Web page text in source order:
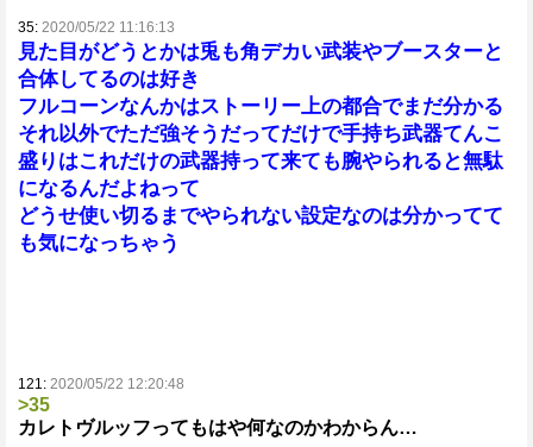
35: 2020/05/22 11:16:13
見た目がどうとかは兎も角デカい武装やブースターと
合体してるのは好き
フルコーンなんかはストーリー上の都合でまだ分かる
それ以外でただ強そうだってだけで手持ち武器てんこ
盛りはこれだけの武器持って来ても腕やられると無駄
になるんだよねって
どうせ使い切るまでやられない設定なのは分かってて
も気になっちゃう
121: 2020/05/22 12:20:48
>35
カレトヴルッフってもはや何なのかわからん…